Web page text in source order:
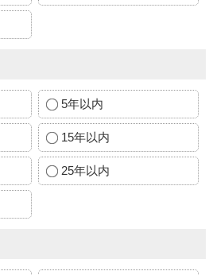
5年以内
15年以内
25年以内